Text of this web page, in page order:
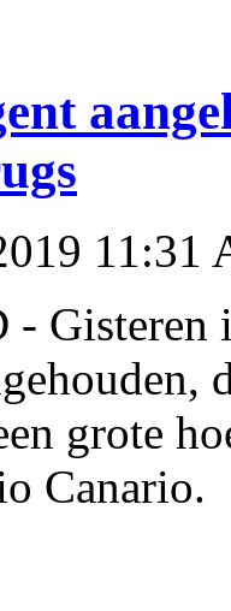
11:31
Gisteren
grote
Canario.